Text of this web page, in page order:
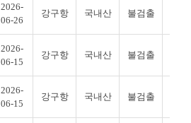
2026-
06-26
강구항 국내산 불검출
2026-
06-15
강구항 국내산 불검출
2026-
06-15
강구항 국내산 불검출